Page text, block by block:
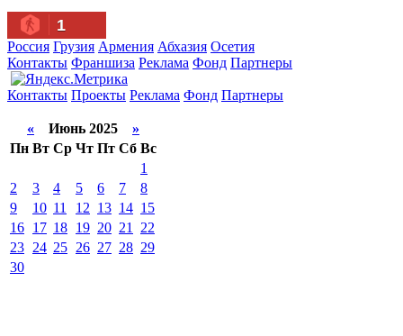
1
Россия Грузия Армения Абхазия Осетия
Контакты Франшиза Реклама Фонд Партнеры
Контакты Проекты Реклама Фонд Партнеры
« Июнь 2025 »
Пн Вт Ср Чт Пт Сб Вс
1
2
3 4 5 6 7
8
9
10 11 12 13 14 15
16 17 18 19 20 21
22
23 24 25 26 27 28 29
30